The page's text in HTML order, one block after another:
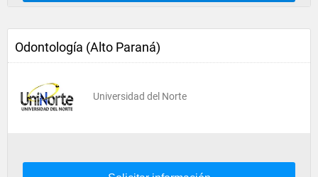
Odontología (Alto Paraná)
Universidad del Norte